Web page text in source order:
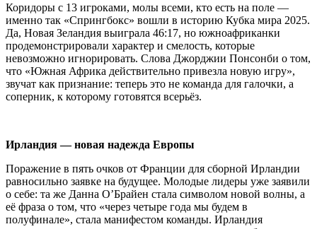
Коридоры с 13 игроками, молы всеми, кто есть на поле —
именно так «Спрингбокс» вошли в историю Кубка мира 2025.
Да, Новая Зеландия выиграла 46:17, но южноафриканки
продемонстрировали характер и смелость, которые
невозможно игнорировать. Слова Джорджии Понсонби о том,
что «Южная Африка действительно привезла новую игру»,
звучат как признание: теперь это не команда для галочки, а
соперник, к которому готовятся всерьёз.
Ирландия — новая надежда Европы
Поражение в пять очков от Франции для сборной Ирландии
равносильно заявке на будущее. Молодые лидеры уже заявили
о себе: та же Данна О’Брайен стала символом новой волны, а
её фраза о том, что «через четыре года мы будем в
полуфинале», стала манифестом команды. Ирландия